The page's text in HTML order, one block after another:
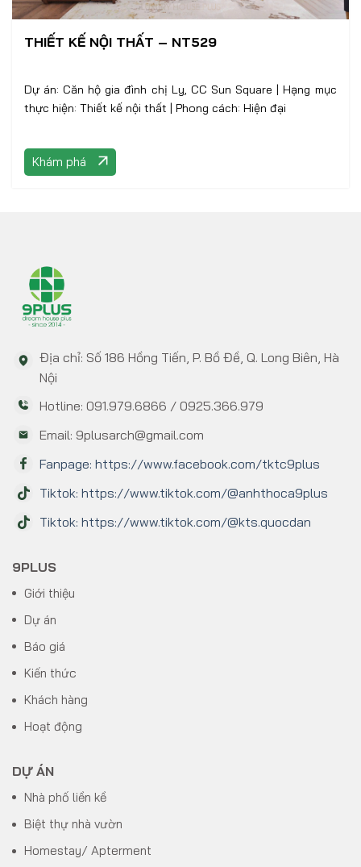
THIẾT KẾ NỘI THẤT – NT529
Dự án: Căn hộ gia đình chị Ly, CC Sun Square | Hạng mục
thực hiện: Thiết kế nội thất | Phong cách: Hiện đại
Khám phá
Địa chỉ: Số 186 Hồng Tiến, P. Bồ Đề, Q. Long Biên, Hà
Nội
Hotline: 091.979.6866 / 0925.366.979
Email: 9plusarch@gmail.com
Fanpage: https://www.facebook.com/tktc9plus
Tiktok: https://www.tiktok.com/@anhthoca9plus
Tiktok: https://www.tiktok.com/@kts.quocdan
9PLUS
Giới thiệu
Dự án
Báo giá
Kiến thức
Khách hàng
Hoạt động
DỰ ÁN
Nhà phố liền kề
Biệt thự nhà vườn
Homestay/ Apterment